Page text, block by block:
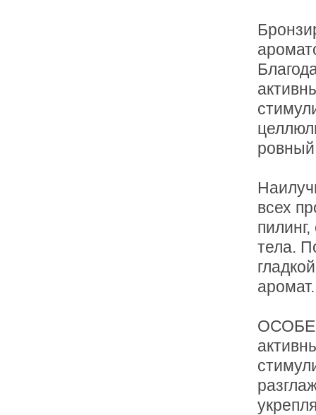
ровный
всех
тела.
аромат.